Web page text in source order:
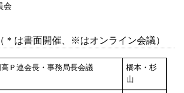
会
は書面開催、※はオンライン会議）
高Ｐ連会長・事務局長会議
橋本・杉
山